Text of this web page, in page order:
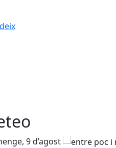
9 d’agost